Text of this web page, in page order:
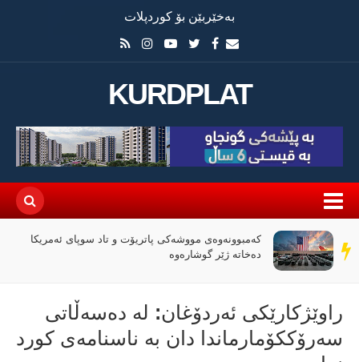
بەخێربێن بۆ کوردپلات
KURDPLAT
سەر
دێڕ
کەمبوونەوەی مووشەکی پاتریۆت و تاد سوپای ئەمریکا
دەخاتە ژێر گوشارەوە
راوێژکارێکی ئەردۆغان: لە دەسەڵاتی
سەرۆککۆمارماندا دان بە ناسنامەی کورد